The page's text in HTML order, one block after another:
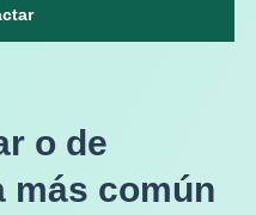
o de
más común